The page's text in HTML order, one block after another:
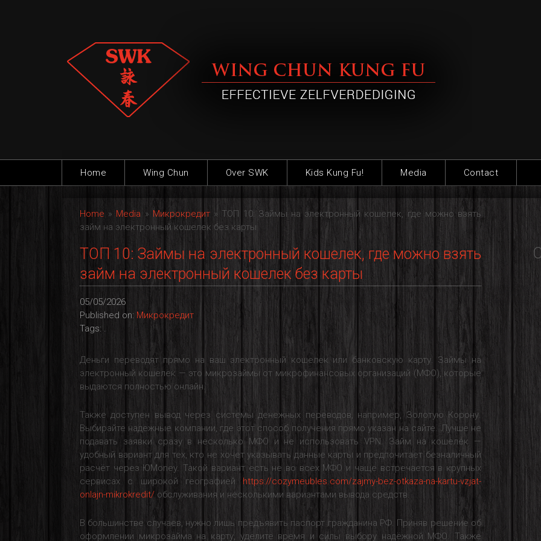
Home Wing Chun Over SWK Kids Kung Fu! Media Contact
Home » Media » Микрокредит»ТОП 10: Займы на электронный кошелек, где можно взять
займ на электронный кошелек без карты
ТОП 10: Займы на электронный кошелек, где можно взять
займ на электронный кошелек без карты
05/05/2026
Published on: Микрокредит
Tags: .
Деньги переводят прямо на ваш электронный кошелек или банковскую карту. Займы на
электронный кошелек — это микрозаймы от микрофинансовых организаций (МФО), которые
выдаются полностью онлайн.
Также доступен вывод через системы денежных переводов, например, Золотую Корону.
Выбирайте надежные компании, где этот способ получения прямо указан на сайте. Лучше не
подавать заявки сразу в несколько МФО и не использовать VPN. Займ на кошелёк —
удобный вариант для тех, кто не хочет указывать данные карты и предпочитает безналичный
расчёт через ЮMoney. Такой вариант есть не во всех МФО и чаще встречается в крупных
сервисах с широкой географией https://cozymeubles.com/zajmy-bez-otkaza-na-kartu-vzjat-
onlajn-mikrokredit/ обслуживания и несколькими вариантами вывода средств.
В большинстве случаев, нужно лишь предъявить паспорт гражданина РФ. Приняв решение об
оформлении микрозайма на карту, уделите время и силы выбору надёжной МФО. Также